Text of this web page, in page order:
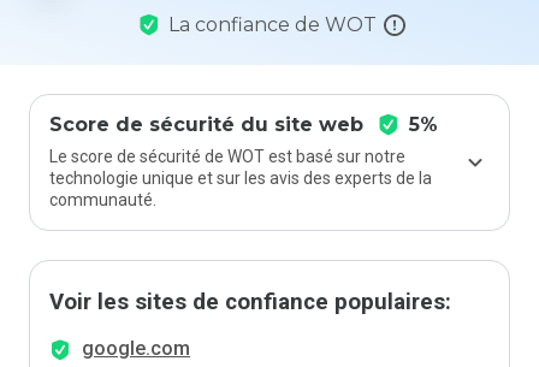
La confiance de WOT
Score de sécurité du site web 5%
Le score de sécurité de WOT est basé sur notre
technologie unique et sur les avis des experts de la
communauté.
Voir les sites de confiance populaires:
google.com